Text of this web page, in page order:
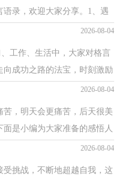
录，欢迎大家分享。1、遇
开手，使开胆，不...2026-08-04
工作、生活中，大家对格言
成功之路的法宝，时刻激励
样的格言才经...
2026-08-04
，明天会更痛苦，后天很美
是小编为大家准备的感悟人
喜欢。1、将一...
2026-08-04
挑战，不断地超越自我，这